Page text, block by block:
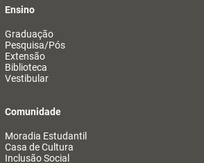
Ensino
Graduação
Pesquisa/Pós
Extensão
Biblioteca
Vestibular
Comunidade
Moradia Estudantil
Casa de Cultura
Inclusão Social